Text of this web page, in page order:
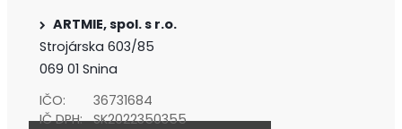
ARTMIE, spol. s r.o.
Strojárska 603/85
069 01 Snina
IČO:
36731684
IČ DPH: SK2022350355